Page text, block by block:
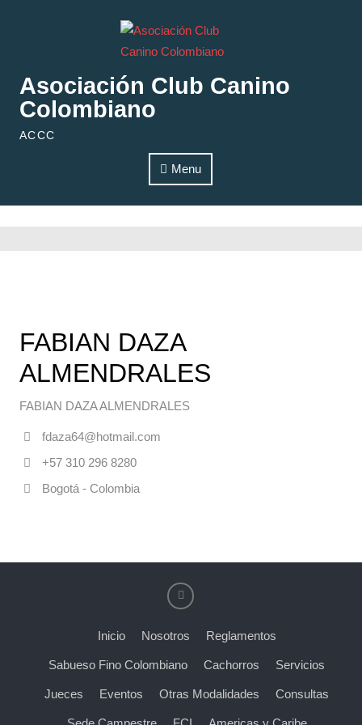
Asociación Club Canino
Colombiano
ACCC
Menu
FABIAN DAZA
ALMENDRALES
FABIAN DAZA ALMENDRALES
fdaza64@hotmail.com
+57 310 296 8280
Bogotá - Colombia
Inicio Nosotros Reglamentos
Sabueso Fino Colombiano Cachorros Servicios
Jueces Eventos Otras Modalidades Consultas